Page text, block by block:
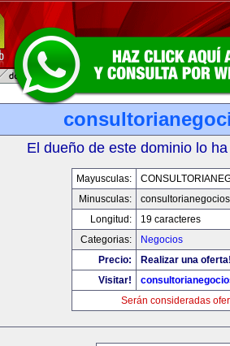
El dueño de este dominio lo
Mayusculas:
Minusculas:
Longitud:
19 caracteres
Categorias:
Negocios
Precio:
Realizar una
Visitar!
Serán consideradas